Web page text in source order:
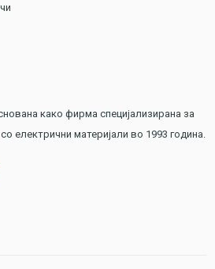
како фирма специјализирана за
електрични материјали во 1993 година.